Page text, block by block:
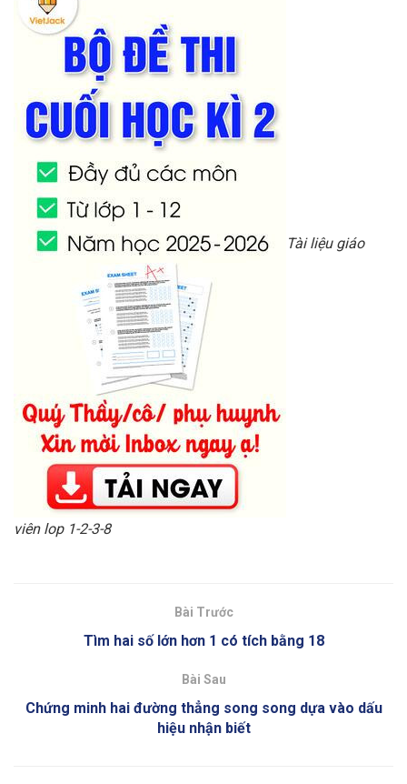
Tài liệu giáo
viên lop 1-2-3-8
Bài Trước
Tìm hai số lớn hơn 1 có tích bằng 18
Bài Sau
Chứng minh hai đường thẳng song song dựa vào dấu
hiệu nhận biết